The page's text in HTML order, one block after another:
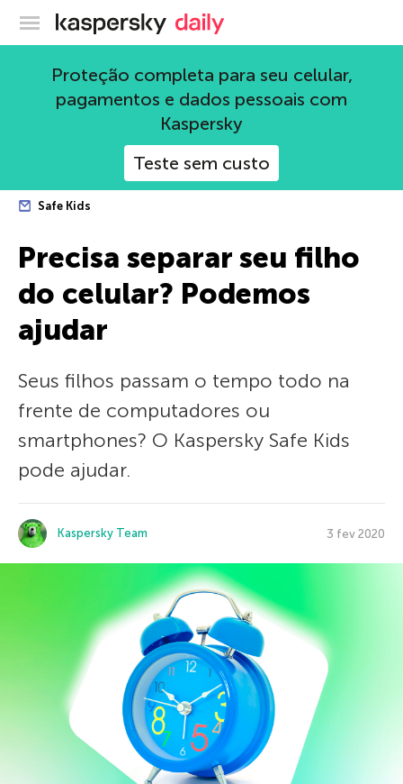
Blog oficial da Kaspersky
Proteção completa para seu celular,
pagamentos e dados pessoais com
Kaspersky
Teste sem custo
Safe Kids
Precisa separar seu filho
do celular? Podemos
ajudar
Seus filhos passam o tempo todo na
frente de computadores ou
smartphones? O Kaspersky Safe Kids
pode ajudar.
Kaspersky Team 3 fev 2020